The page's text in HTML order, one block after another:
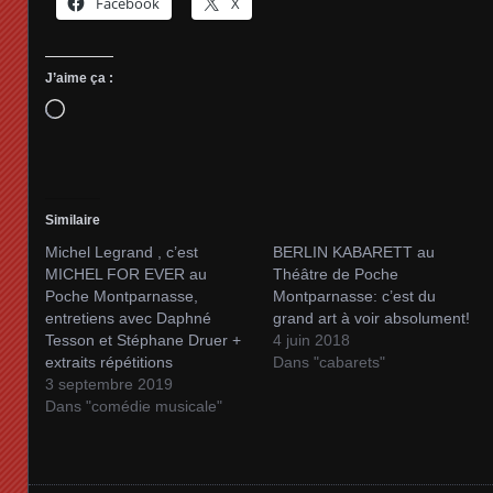
J’aime ça :
Chargement…
Similaire
Michel Legrand , c’est
MICHEL FOR EVER au
Poche Montparnasse,
entretiens avec Daphné
Tesson et Stéphane Druer +
extraits répétitions
3 septembre 2019
Dans "comédie musicale"
BERLIN KABARETT au
Théâtre de Poche
Montparnasse: c’est du
grand art à voir absolument!
4 juin 2018
Dans "cabarets"